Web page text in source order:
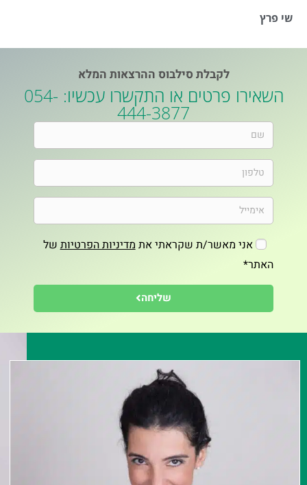
שי פרץ
לקבלת סילבוס ההרצאות המלא
השאירו פרטים או התקשרו עכשיו: 054-
444-3877
אני מאשר/ת שקראתי את מדיניות הפרטיות של
האתר*
שליחה